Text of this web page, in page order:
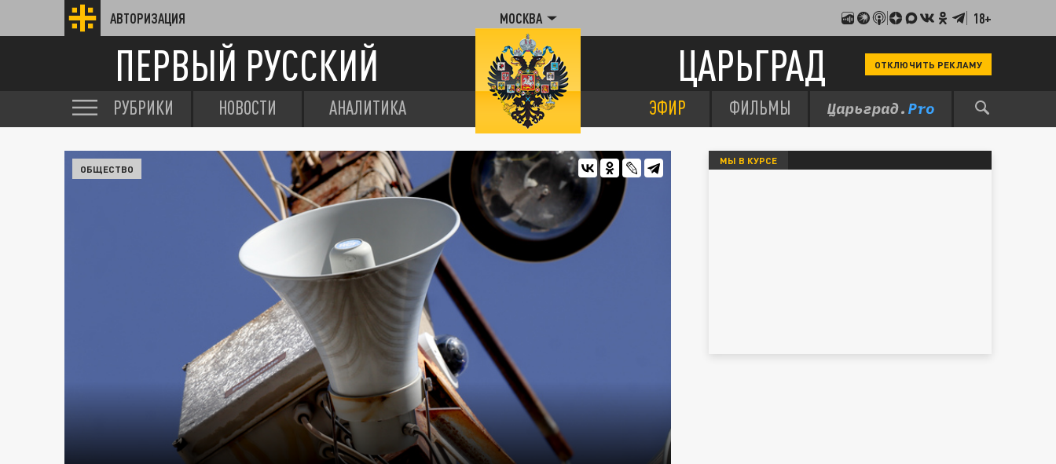
АВТОРИЗАЦИЯ МОСКВА 18+
ПЕРВЫЙ РУССКИЙ ЦАРЬГРАД ОТКЛЮЧИТЬ РЕКЛАМУ
РУБРИКИ НОВОСТИ АНАЛИТИКА ЭФИР ФИЛЬМЫ
ОБЩЕСТВО
МЫ В КУРСЕ